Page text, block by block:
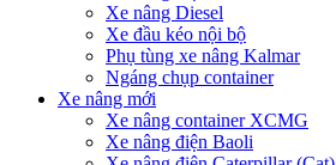
Xe nâng Diesel
Xe đầu kéo nội bộ
Phụ tùng xe nâng Kalmar
Ngáng chụp container
Xe nâng mới
Xe nâng container XCMG
Xe nâng điện Baoli